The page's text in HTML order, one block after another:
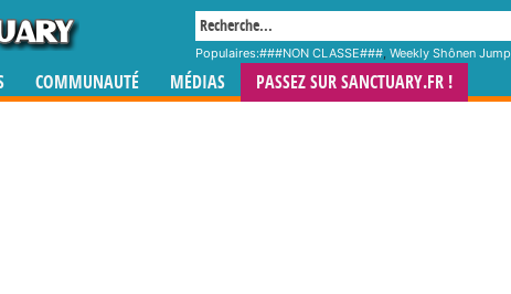
Populaires:###NON CLASSE###, Weekly Shônen Jump
COMMUNAUTÉ MÉDIAS PASSEZ SUR SANCTUARY.FR !